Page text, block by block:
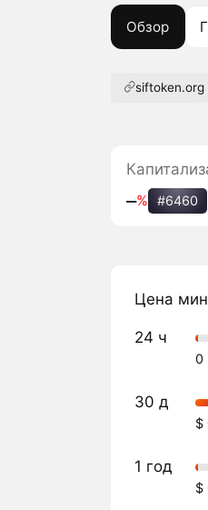
Обзор
siftoken.org
‒% #6460
Цена
24 ч
0
30 д
$
1 год
$